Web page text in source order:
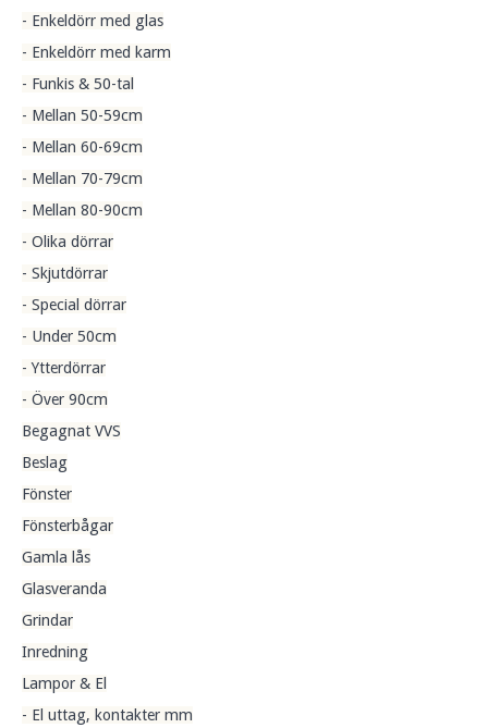
- Enkeldörr med glas
- Enkeldörr med karm
- Funkis & 50-tal
- Mellan 50-59cm
- Mellan 60-69cm
- Mellan 70-79cm
- Mellan 80-90cm
- Olika dörrar
- Skjutdörrar
- Special dörrar
- Under 50cm
- Ytterdörrar
- Över 90cm
Begagnat VVS
Beslag
Fönster
Fönsterbågar
Gamla lås
Glasveranda
Grindar
Inredning
Lampor & El
- El uttag, kontakter mm